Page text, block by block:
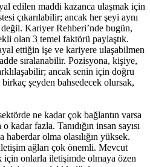
edilen maddi kazanca ulaşmak için
çıkarılabilir; ancak her şeyi aynı
Kariyer Rehberi’nde bugün,
olan 3 temel faktörü paylaştık.
ettiğin işe ve kariyere ulaşabilmen
sıralanabilir. Pozisyona, kişiye,
ancak senin için doğru
şeyden bahsedecek olursak,
ne kadar çok bağlantın varsa
kadar fazla. Tanıdığın insan sayısı
haberdar olma olasılığın yüksek.
ağları çok önemli. Mevcut
onlarla iletişimde olmaya özen